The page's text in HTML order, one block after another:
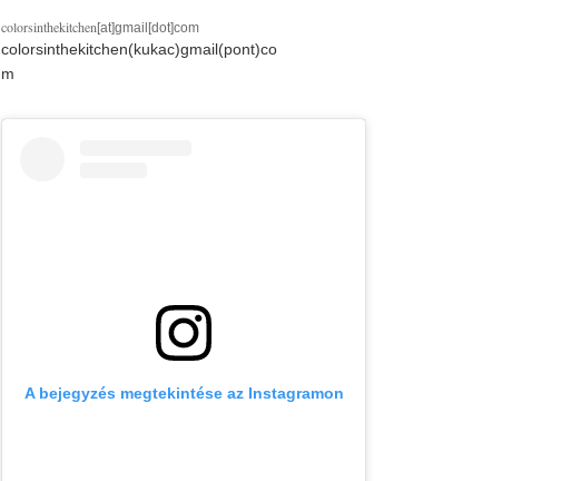
colorsinthekitchen[at]gmail[dot]com
colorsinthekitchen(kukac)gmail(pont)co
m
A bejegyzés megtekintése az Instagramon